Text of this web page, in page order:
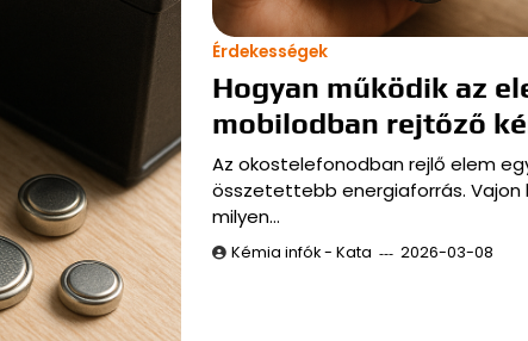
Érdekességek
Hogyan működik az
mobilodban rejtőző
Az okostelefonodban rejlő elem
összetettebb energiaforrás. Vajon
milyen…
Kémia infók - Kata 2026-03-08